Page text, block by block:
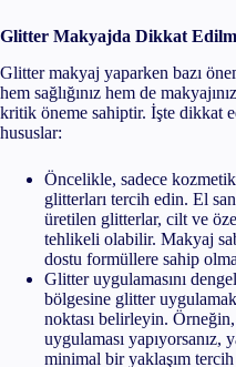
Glitter Makyajda Dikkat
Glitter makyaj yaparken bazı
hem sağlığınız hem de
kritik öneme sahiptir. İşte dikkat
hususlar:
Öncelikle, sadece
glitterları tercih edin. El
üretilen glitterlar, cilt ve
tehlikeli olabilir. Makyaj
dostu formüllere sahip
Glitter uygulamasını
bölgesine glitter
noktası belirleyin.
uygulaması yapıyorsanız,
minimal bir yaklaşım